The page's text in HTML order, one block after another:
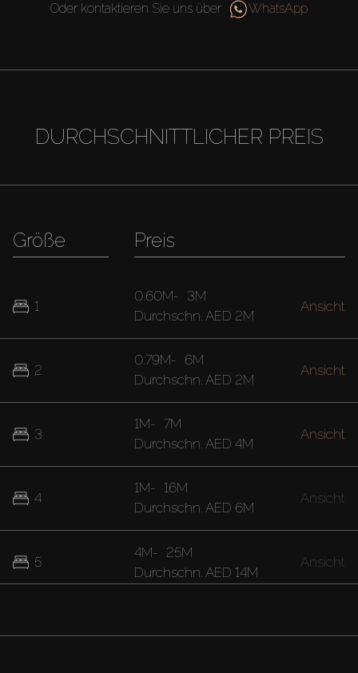
Oder kontaktieren Sie uns über WhatsApp
DURCHSCHNITTLICHER PREIS
Größe
1
2
3
4
5
Preis
0.60M- 3M
Durchschn. AED 2M
Ansicht
0.79M- 6M
Durchschn. AED 2M
Ansicht
1M- 7M
Durchschn. AED 4M
Ansicht
1M- 16M
Durchschn. AED 6M
Ansicht
4M- 25M
Durchschn. AED 14M
Ansicht